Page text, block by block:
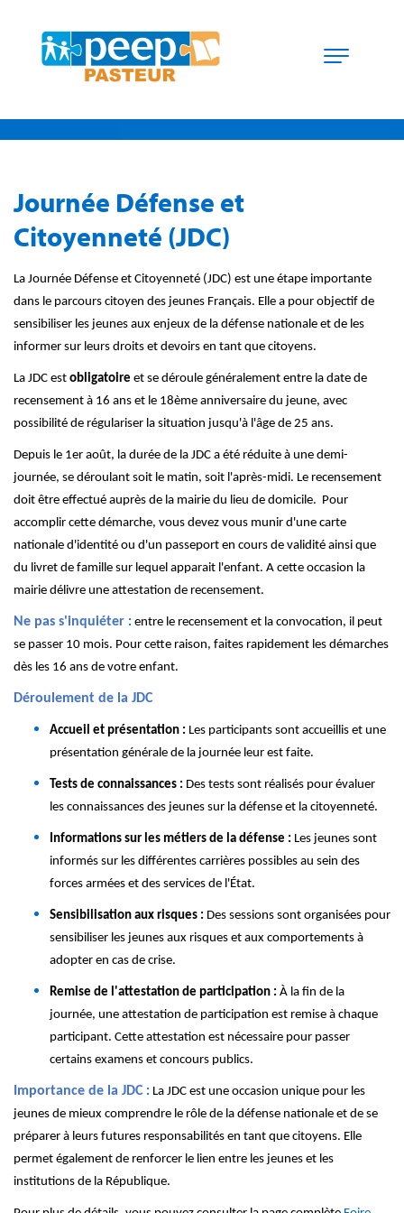
Journée Défense et
Citoyenneté (JDC)
La Journée Défense et Citoyenneté (JDC) est une étape importante
dans le parcours citoyen des jeunes Français. Elle a pour objectif de
sensibiliser les jeunes aux enjeux de la défense nationale et de les
informer sur leurs droits et devoirs en tant que citoyens.
La JDC est obligatoire et se déroule généralement entre la date de
recensement à 16 ans et le 18ème anniversaire du jeune, avec
possibilité de régulariser la situation jusqu'à l'âge de 25 ans.
Depuis le 1er août, la durée de la JDC a été réduite à une demi-
journée, se déroulant soit le matin, soit l'après-midi. Le recensement
doit être effectué auprès de la mairie du lieu de domicile. Pour
accomplir cette démarche, vous devez vous munir d'une carte
nationale d'identité ou d'un passeport en cours de validité ainsi que
du livret de famille sur lequel apparait l'enfant. A cette occasion la
mairie délivre une attestation de recensement.
Ne pas s'inquiéter : entre le recensement et la convocation, il peut
se passer 10 mois. Pour cette raison, faites rapidement les démarches
dès les 16 ans de votre enfant.
Déroulement de la JDC
Accueil et présentation : Les participants sont accueillis et une
présentation générale de la journée leur est faite.
Tests de connaissances : Des tests sont réalisés pour évaluer
les connaissances des jeunes sur la défense et la citoyenneté.
Informations sur les métiers de la défense : Les jeunes sont
informés sur les différentes carrières possibles au sein des
forces armées et des services de l'État.
Sensibilisation aux risques : Des sessions sont organisées pour
sensibiliser les jeunes aux risques et aux comportements à
adopter en cas de crise.
Remise de l'attestation de participation : À la fin de la
journée, une attestation de participation est remise à chaque
participant. Cette attestation est nécessaire pour passer
certains examens et concours publics.
Importance de la JDC : La JDC est une occasion unique pour les
jeunes de mieux comprendre le rôle de la défense nationale et de se
préparer à leurs futures responsabilités en tant que citoyens. Elle
permet également de renforcer le lien entre les jeunes et les
institutions de la République.